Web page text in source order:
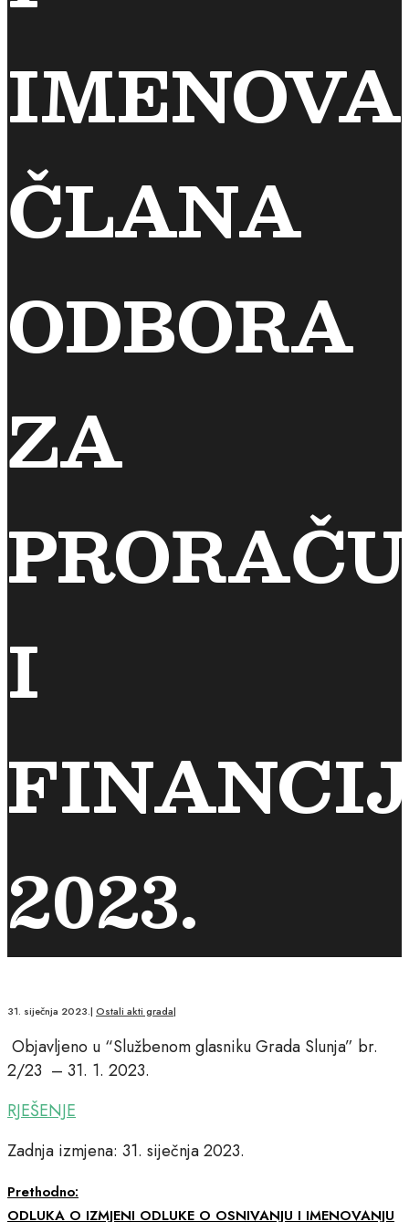
ČLANA
ODBORA
ZA
I
2023.
31. siječnja 2023.| Ostali akti grada|
Objavljeno u “Službenom glasniku Grada Slunja” br.
2/23 – 31. 1. 2023.
RJEŠENJE
Zadnja izmjena: 31. siječnja 2023.
Prethodno:
ODLUKA O IZMJENI ODLUKE O OSNIVANJU I IMENOVANJU